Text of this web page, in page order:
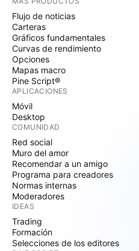
Flujo de noticias
Carteras
Gráficos fundamentales
Curvas de rendimiento
Opciones
Mapas macro
Pine Script®
APLICACIONES
Móvil
Desktop
COMUNIDAD
Red social
Muro del amor
Recomendar a un amigo
Programa para creadores
Normas internas
Moderadores
IDEAS
Trading
Formación
Selecciones de los editores